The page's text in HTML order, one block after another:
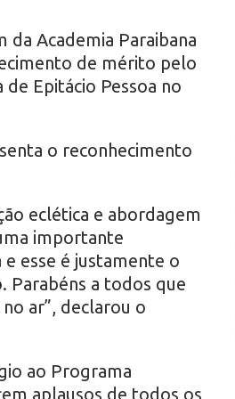
da Academia Paraibana
de mérito pelo
Epitácio Pessoa no
o reconhecimento
eclética e abordagem
importante
esse é justamente o
Parabéns a todos que
ar”, declarou o
ao Programa
aplausos de todos os